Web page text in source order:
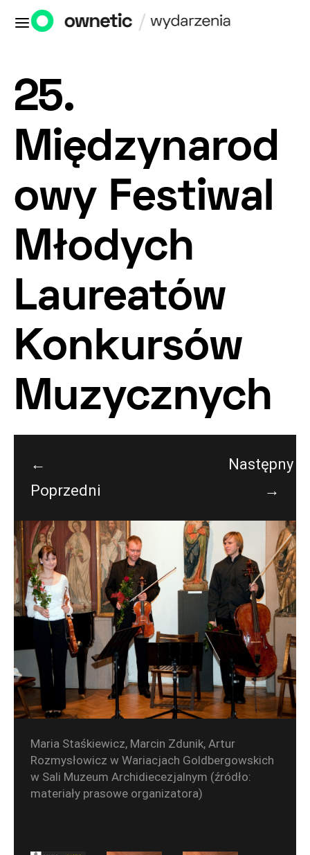
25.
Międzynarod
owy Festiwal
Młodych
Laureatów
Konkursów
Muzycznych
←
Poprzedni
Następny
→
Maria Staśkiewicz, Marcin Zdunik, Artur
Rozmysłowicz w Wariacjach Goldbergowskich
w Sali Muzeum Archidiecezjalnym (źródło:
materiały prasowe organizatora)